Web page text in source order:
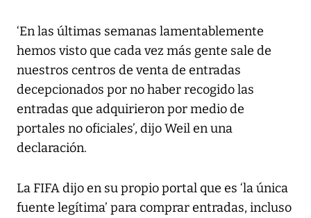
‘En las últimas semanas lamentablemente
hemos visto que cada vez más gente sale de
nuestros centros de venta de entradas
decepcionados por no haber recogido las
entradas que adquirieron por medio de
portales no oficiales’, dijo Weil en una
declaración.
La FIFA dijo en su propio portal que es ‘la única
fuente legítima’ para comprar entradas, incluso